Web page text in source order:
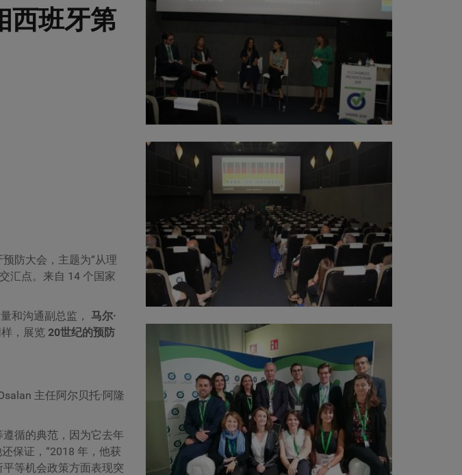
西班牙第
防大会，主题为“从理
汇点。来自 14 个国家
和沟通副总监， 马尔·
，展览 20世纪的预防
主任阿尔贝托·阿隆
循的典范，因为它去年
保证，“2018 年，他获
等机会政策方面表现突